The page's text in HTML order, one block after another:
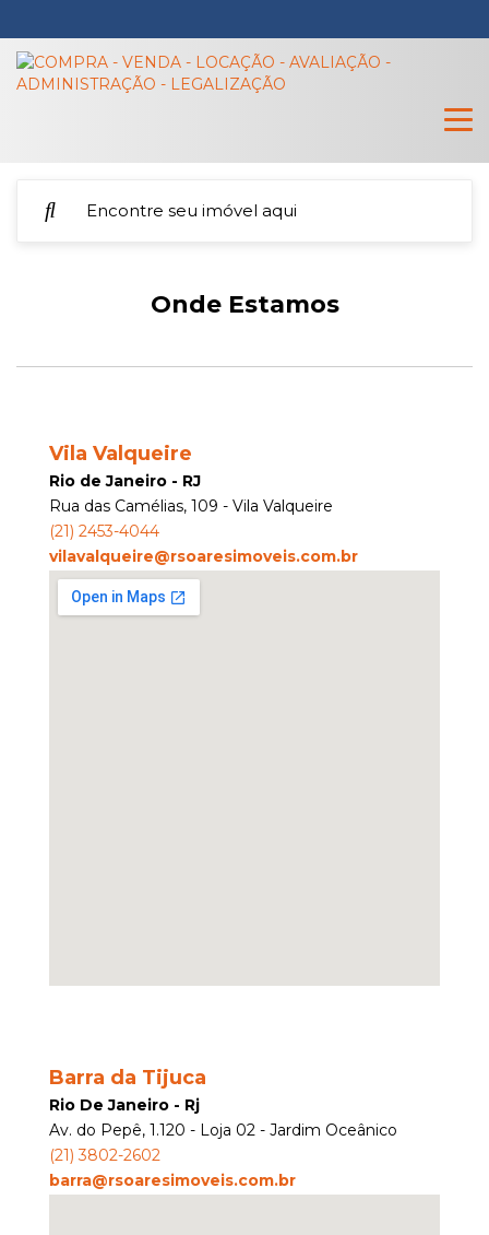
Onde Estamos
Vila Valqueire
Rio de Janeiro - RJ
Rua das Camélias, 109 - Vila Valqueire
(21) 2453-4044
vilavalqueire@rsoaresimoveis.com.br
Barra da Tijuca
Rio De Janeiro - Rj
Av. do Pepê, 1.120 - Loja 02 - Jardim Oceânico
(21) 3802-2602
barra@rsoaresimoveis.com.br